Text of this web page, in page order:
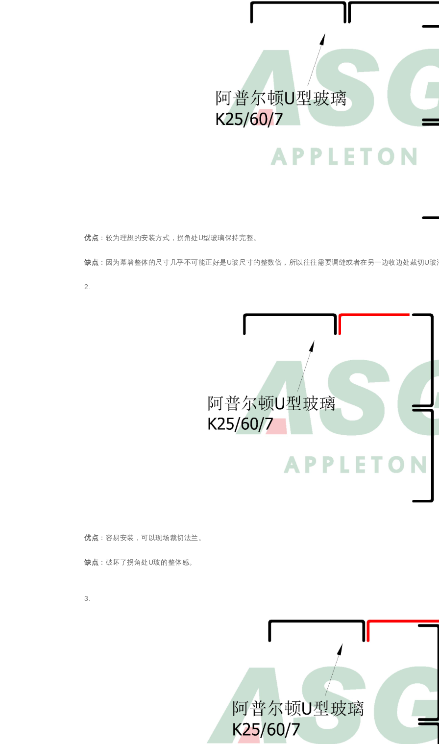
优点 ：较为理想的安装方式，拐角处U型玻璃保持完整。
缺点 ：因为幕墙整体的尺寸几乎不可能正好是U玻尺寸的整数倍，所以往往需要调缝或者在另一边收边处裁切U玻
2.
优点 ：容易安装，可以现场裁切法兰。
缺点 ：破坏了拐角处U玻的整体感。
3.